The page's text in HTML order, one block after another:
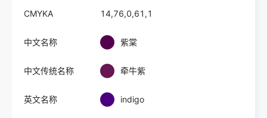
CMYKA 14,76,0,61,1
中文名称 紫棠
中文传统名称 牵牛紫
英文名称 indigo